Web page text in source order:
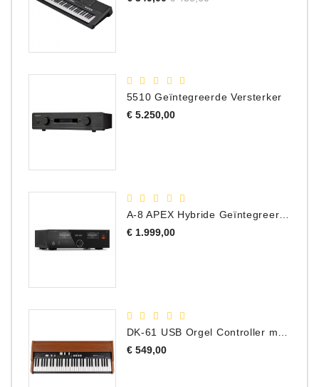
5510 Geïntegreerde Versterker
€ 5.250,00Prijs
€ 1.999,00Prijs
€ 549,00Prijs